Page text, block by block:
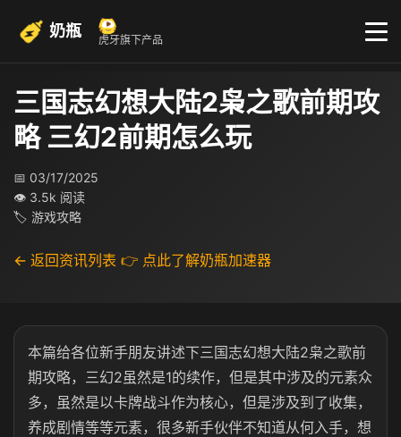
奶瓶 虎牙旗下产品
三国志幻想大陆2枭之歌前期攻
略 三幻2前期怎么玩
📅 03/17/2025
👁 3.5k 阅读
🏷 游戏攻略
← 返回资讯列表 👉 点此了解奶瓶加速器
本篇给各位新手朋友讲述下三国志幻想大陆2枭之歌前
期攻略，三幻2虽然是1的续作，但是其中涉及的元素众
多，虽然是以卡牌战斗作为核心，但是涉及到了收集，
养成剧情等等元素，很多新手伙伴不知道从何入手，想